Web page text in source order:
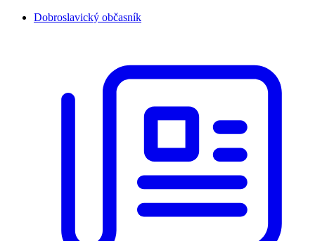
Dobroslavický občasník